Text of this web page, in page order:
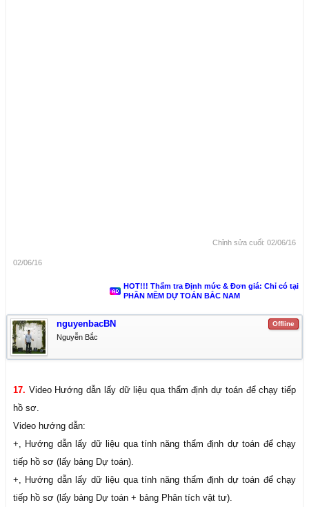
Chỉnh sửa cuối: 02/06/16
02/06/16
HOT!!! Thẩm tra Định mức & Đơn giá: Chỉ có tại
PHẦN MỀM DỰ TOÁN BẮC NAM
Offline
nguyenbacBN
Nguyễn Bắc
17. Video Hướng dẫn lấy dữ liệu qua thẩm định dự toán để chạy tiếp
hồ sơ.
Video hướng dẫn:
+, Hướng dẫn lấy dữ liệu qua tính năng thẩm định dự toán để chạy
tiếp hồ sơ (lấy bảng Dự toán).
+, Hướng dẫn lấy dữ liệu qua tính năng thẩm định dự toán để chạy
tiếp hồ sơ (lấy bảng Dự toán + bảng Phân tích vật tư).